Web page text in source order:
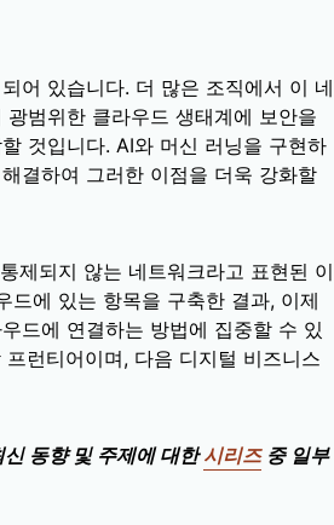
어 있습니다. 더 많은 조직에서 이 네
범위한 클라우드 생태계에 보안을
것입니다. AI와 머신 러닝을 구현하
결하여 그러한 이점을 더욱 강화할
제되지 않는 네트워크라고 표현된 이
드에 있는 항목을 구축한 결과, 이제
드에 연결하는 방법에 집중할 수 있
런티어이며, 다음 디지털 비즈니스
동향 및 주제에 대한시리즈중 일부